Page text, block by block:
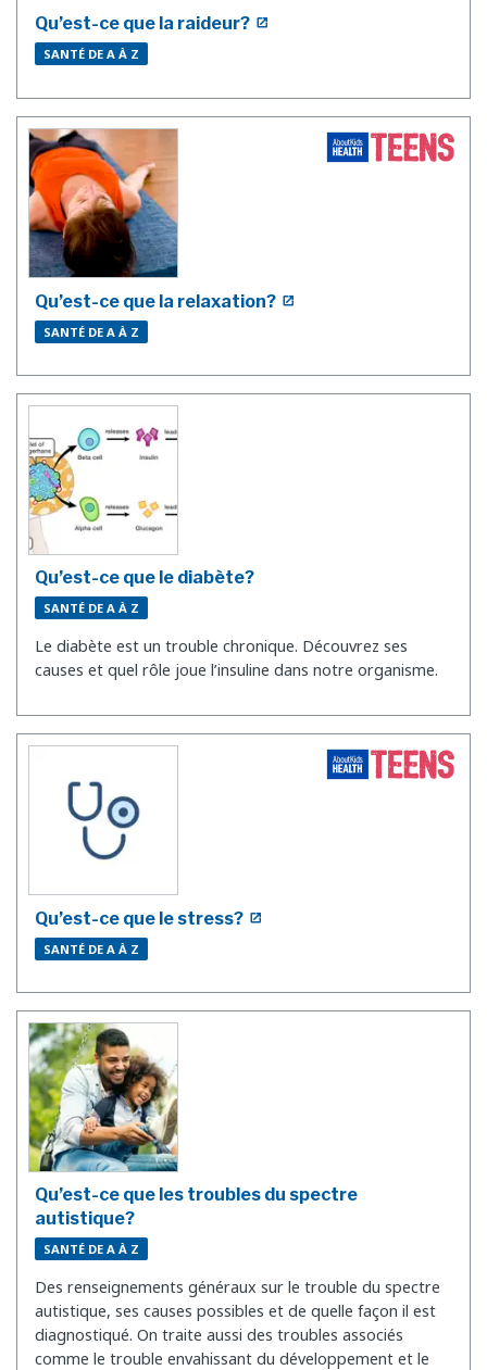
Qu’est-ce que la raideur?
SANTÉ DE A À Z
Qu’est-ce que la relaxation?
SANTÉ DE A À Z
Qu’est-ce que le diabète?
SANTÉ DE A À Z
Le diabète est un trouble chronique. Découvrez ses
causes et quel rôle joue l’insuline dans notre organisme.
Qu’est-ce que le stress?
SANTÉ DE A À Z
Qu’est-ce que les troubles du spectre
autistique?
SANTÉ DE A À Z
Des renseignements généraux sur le trouble du spectre
autistique, ses causes possibles et de quelle façon il est
diagnostiqué. On traite aussi des troubles associés
comme le trouble envahissant du développement et le